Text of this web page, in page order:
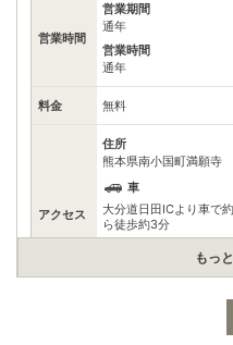
営業時間
営業期間
通年
営業時間
通年
料金 無料
アクセス
住所
熊本県南小国町満願寺
車
大分道日田ICより車で
ら徒歩約3分
もっ